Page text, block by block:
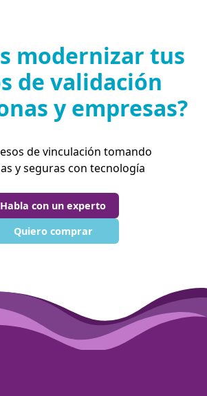
modernizar tus
de validación
y empresas?
de vinculación tomando
y seguras con tecnología
Habla con un experto
Quiero comprar